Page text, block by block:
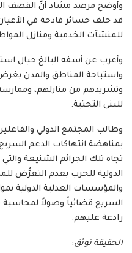
وأوضح مرصد مشاد أنّ القصف
قد خلف خسائر فادحة في الأعيان
للمنشآت الخدمية ومنازل
وأعرب عن أسفه البالغ حيال
واستباحة المناطق والمدن
وتشريدهم من منازلهم،
للبنى التحتية.
وطالب المجتمع الدولي
بمناهضة انتهاكات الدعم
تجاه تلك الجرائم الشنيعة والتي
الدولية للحرب بعدم التعرُّض
والمؤسسات العدلية الدولية
السريع قضائياً وصولاً
رادعة عليهم.
الحقيقة توثق: